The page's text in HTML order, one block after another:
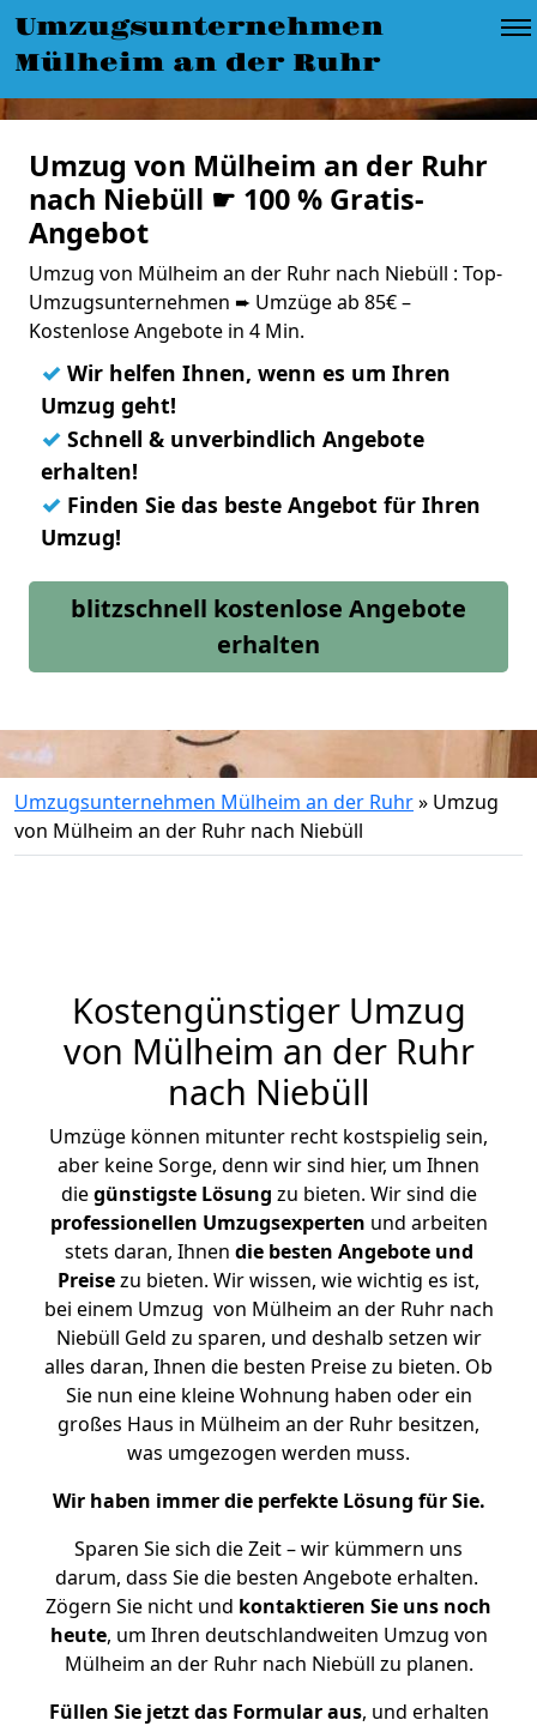
Umzugsunternehmen
Mülheim an der Ruhr
Umzug von Mülheim an der Ruhr
nach Niebüll ☛ 100 % Gratis-
Angebot
Umzug von Mülheim an der Ruhr nach Niebüll : Top-
Umzugsunternehmen ➨ Umzüge ab 85€ –
Kostenlose Angebote in 4 Min.
✓ Wir helfen Ihnen, wenn es um Ihren
Umzug geht!
✓ Schnell & unverbindlich Angebote
erhalten!
✓ Finden Sie das beste Angebot für Ihren
Umzug!
blitzschnell kostenlose Angebote
erhalten
Umzugsunternehmen Mülheim an der Ruhr» Umzug
von Mülheim an der Ruhr nach Niebüll
Kostengünstiger Umzug
von Mülheim an der Ruhr
nach Niebüll
Umzüge können mitunter recht kostspielig sein,
aber keine Sorge, denn wir sind hier, um Ihnen
diegünstigste Lösung zu bieten. Wir sind die
professionellen Umzugsexperten und arbeiten
stets daran, Ihnen die besten Angebote und
Preisezu bieten. Wir wissen, wie wichtig es ist,
bei einem Umzug von Mülheim an der Ruhr nach
Niebüll Geld zu sparen, und deshalb setzen wir
alles daran, Ihnen die besten Preise zu bieten. Ob
Sie nun eine kleine Wohnung haben oder ein
großes Haus in Mülheim an der Ruhr besitzen,
was umgezogen werden muss.
Wir haben immer die perfekte Lösung für Sie.
Sparen Sie sich die Zeit – wir kümmern uns
darum, dass Sie die besten Angebote erhalten.
Zögern Sie nicht und kontaktieren Sie uns noch
heute, um Ihren deutschlandweiten Umzug von
Mülheim an der Ruhr nach Niebüll zu planen.
Füllen Sie jetzt das Formular aus, und erhalten